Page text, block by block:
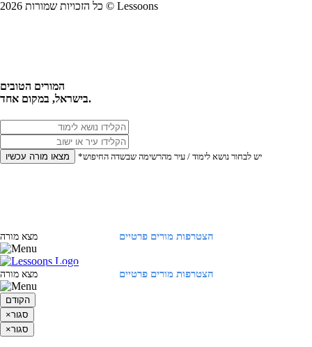
כל הזכויות שמורות 2026 © Lessoons
המורים הטובים
בישראל, במקום אחד.
מצאו מורה עכשיו *יש לבחור נושא לימוד / עיר מהרשימה שבשדה החיפוש
הצטרפות מורים פרטיים מצא מורה
הצטרפות מורים פרטיים מצא מורה
הקודם
×סגור
×סגור